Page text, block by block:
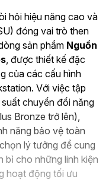
hỏi hiệu năng cao và
đóng vai trò then
sản phẩm Nguồn
, được thiết kế đặc
của các cấu hình
Với việc tập
chuyển đổi năng
Bronze trở lên),
năng bảo vệ toàn
lý tưởng để cung
bỉ cho những linh kiện
hoạt động tối ưu